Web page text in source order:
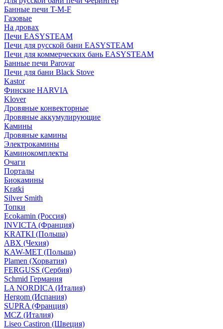
Банные печи T-M-F
Газовые
На дровах
Печи EASYSTEAM
Печи для русской бани EASYSTEAM
Печи для коммерческих бань EASYSTEAM
Банные печи Parovar
Печи для бани Black Stove
Kastor
Финские HARVIA
Klover
Дровяные конвекторные
Дровяные аккумулирующие
Камины
Дровяные камины
Электрокамины
Каминокомплекты
Очаги
Порталы
Биокамины
Kratki
Silver Smith
Топки
Ecokamin (Россия)
INVICTA (Франция)
KRATKI (Польша)
ABX (Чехия)
KAW-MET (Польша)
Plamen (Хорватия)
FERGUSS (Сербия)
Schmid Германия
LA NORDICA (Италия)
Hergom (Испания)
SUPRA (Франция)
MCZ (Италия)
Liseo Castiron (Швеция)